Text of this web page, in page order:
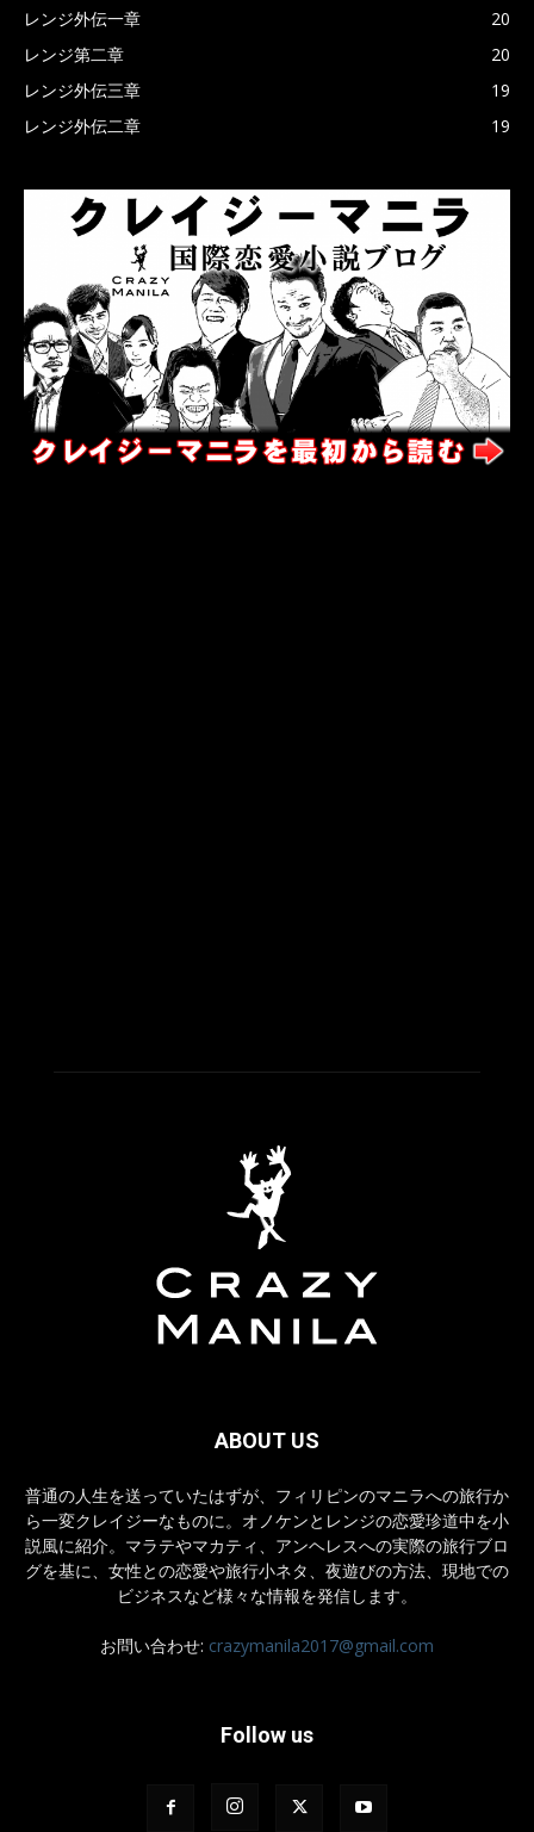
レンジ外伝一章
20
レンジ第二章
20
レンジ外伝三章
19
レンジ外伝二章
19
ABOUT US
普通の人生を送っていたはずが、フィリピンのマニラへの旅行か
ら一変クレイジーなものに。オノケンとレンジの恋愛珍道中を小
説風に紹介。マラテやマカティ、アンヘレスへの実際の旅行ブロ
グを基に、女性との恋愛や旅行小ネタ、夜遊びの方法、現地での
ビジネスなど様々な情報を発信します。
お問い合わせ: crazymanila2017@gmail.com
Follow us